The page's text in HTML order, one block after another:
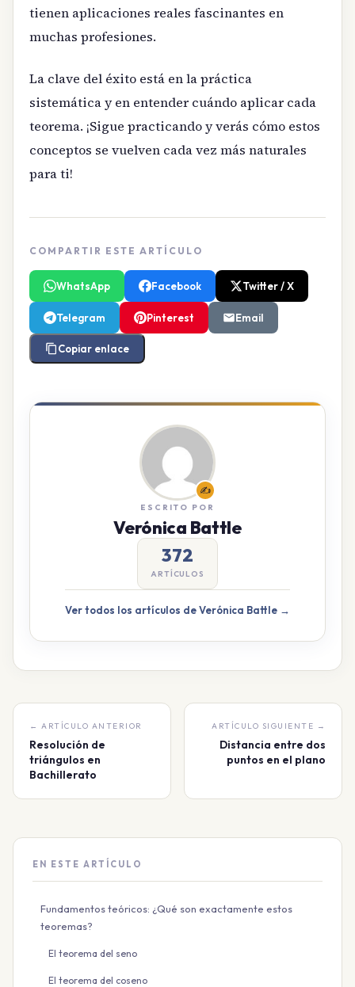
tienen aplicaciones reales fascinantes en
muchas profesiones.
La clave del éxito está en la práctica
sistemática y en entender cuándo aplicar cada
teorema. ¡Sigue practicando y verás cómo estos
conceptos se vuelven cada vez más naturales
para ti!
COMPARTIR ESTE ARTÍCULO
WhatsApp Facebook Twitter / X
Telegram Pinterest Email
Copiar enlace
✍️
ESCRITO POR
Verónica Battle
372
ARTÍCULOS
Ver todos los artículos de Verónica Battle →
← ARTÍCULO ANTERIOR
Resolución de
triángulos en
Bachillerato
ARTÍCULO SIGUIENTE →
Distancia entre dos
puntos en el plano
EN ESTE ARTÍCULO
Fundamentos teóricos: ¿Qué son exactamente estos
teoremas?
El teorema del seno
El teorema del coseno